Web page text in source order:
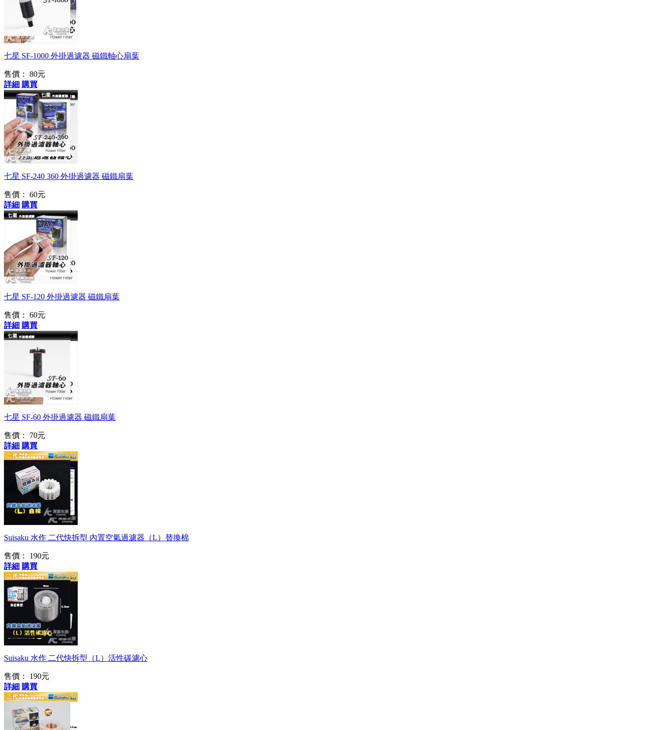
原廠替換用
七星 SF-1000 外掛過濾器 磁鐵軸心扇葉
售價：
80元
詳細 購買
七星 SF-240 360 外掛過濾器 磁鐵扇葉
售價：
60元
詳細 購買
七星 SF-120 外掛過濾器 磁鐵扇葉
售價：
60元
詳細 購買
原廠替換用
七星 SF-60 外掛過濾器 磁鐵扇葉
售價：
70元
詳細 購買
固定替換使用
Suisaku 水作 二代快拆型 內置空氣過濾器（L）替換棉
售價：
190元
詳細 購買
二代專用
Suisaku 水作 二代快拆型（L）活性碳濾心
售價：
190元
詳細 購買